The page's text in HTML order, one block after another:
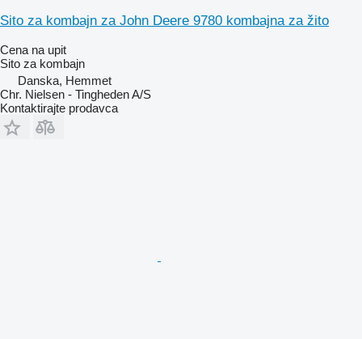
Sito za kombajn za John Deere 9780 kombajna za žito
Cena na upit
Sito za kombajn
Danska, Hemmet
Chr. Nielsen - Tingheden A/S
Kontaktirajte prodavca